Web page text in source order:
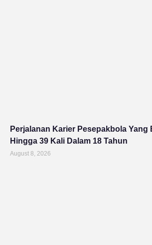
Perjalanan Karier Pesepakbola Yang
Hingga 39 Kali Dalam 18 Tahun
August 8, 2026